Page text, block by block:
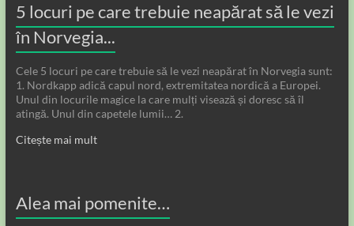
5 locuri pe care trebuie neapărat să le vezi
în Norvegia...
Cele 5 locuri pe care trebuie să le vezi neapărat în Norvegia sunt:
1. Nordkapp adică capul nord, extremitatea nordică a Europei.
Unul din locurile magice la care mulți visează și doresc să îl
atingă. Unul din capetele lumii… 2.
Citește mai mult
Alea mai pomenite…